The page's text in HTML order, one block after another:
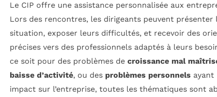
Le CIP offre une assistance personnalisée aux
Lors des rencontres, les dirigeants peuvent présenter
situation, exposer leurs difficultés, et recevoir des
précises vers des professionnels adaptés à leurs
ce soit pour des problèmes de croissance mal
baisse d’activité, ou des problèmes personnels ayant
impact sur l’entreprise, toutes les thématiques sont